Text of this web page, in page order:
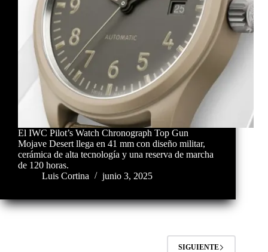
El IWC Pilot’s Watch Chronograph Top Gun
Mojave Desert llega en 41 mm con diseño militar,
cerámica de alta tecnología y una reserva de marcha
de 120 horas.
Luis Cortina
junio 3, 2025
SIGUIENTE